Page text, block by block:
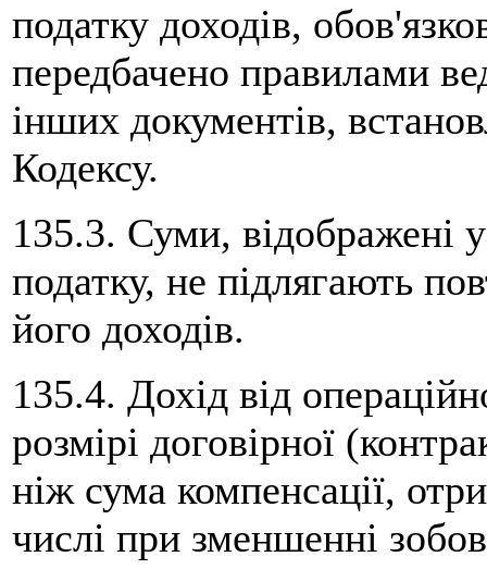
податку доходів,
передбачено правилами
інших документів,
Кодексу.
135.3. Суми, відображені
податку, не підлягають
його доходів.
135.4. Дохід від
розмірі договірної
ніж сума компенсації,
числі при зменшенні